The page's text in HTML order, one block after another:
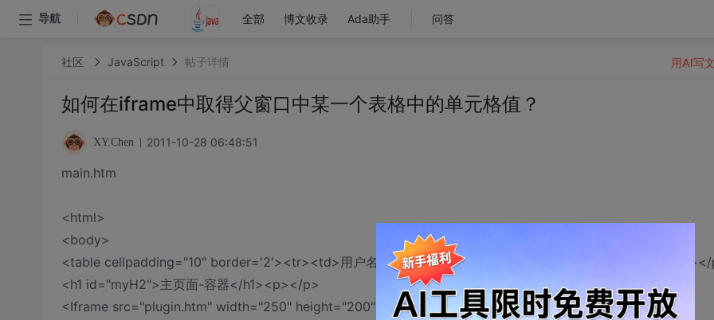
导航 全部 博文收录 Ada助手 问答
社区 JavaScript 帖子详情
如何在iframe中取得父窗口中某一个表格中的单元格值？
XY.Chen 2011-10-28 06:48:51
main.htm
<html>
<body>
<table cellpadding="10" border='2'><tr><td>用户名：</td><td id='User'>Admin</td></tr></table><p></
<h1 id="myH2">主页面-容器</h1><p></p>
<Iframe src="plugin.htm" width="250" height="200" scrolling="no" frameborder="5"></iframe>
用AI写